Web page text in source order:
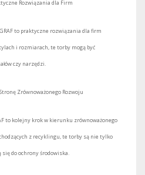
Rozwiązania dla Firm
to praktyczne rozwiązania dla firm
i rozmiarach, te torby mogą być
czy narzędzi.
Zrównoważonego Rozwoju
to kolejny krok w kierunku zrównoważonego
z recyklingu, te torby są nie tylko
do ochrony środowiska.